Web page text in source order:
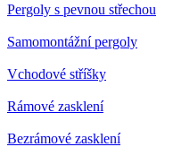
Pergoly s pevnou střechou
Samomontážní pergoly
Vchodové stříšky
Rámové zasklení
Bezrámové zasklení